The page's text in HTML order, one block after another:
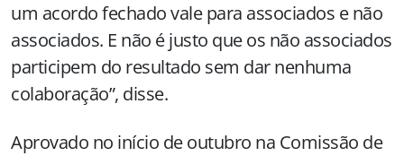
um acordo fechado vale para associados e não
associados. E não é justo que os não associados
participem do resultado sem dar nenhuma
colaboração”, disse.
Aprovado no início de outubro na Comissão de